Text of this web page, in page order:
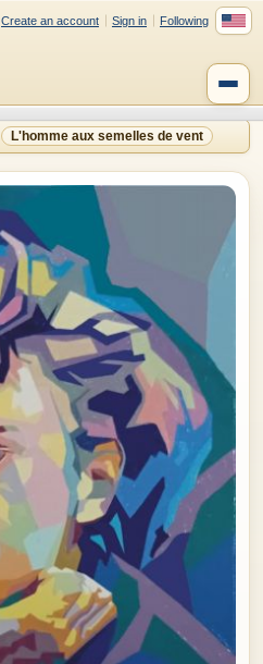
Create an account Sign in Following
L'homme aux semelles de vent